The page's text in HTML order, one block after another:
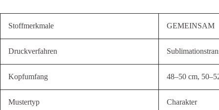
Stoffmerkmale GEMEINSAM
Druckverfahren
Kopfumfang 48–50 cm,
Mustertyp Charakter